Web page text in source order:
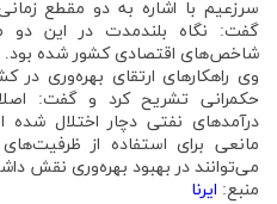
گفت: نگاه بلندمدت در این دو
شاخص‌های اقتصادی کشور شده بود.
وی راهکارهای ارتقای بهره‌وری
حکمرانی تشریح کرد و گفت:
درآمدهای نفتی دچار اختلال
مانعی برای استفاده از
می‌توانند در بهبود بهره‌وری نقش
منبع: ایرنا